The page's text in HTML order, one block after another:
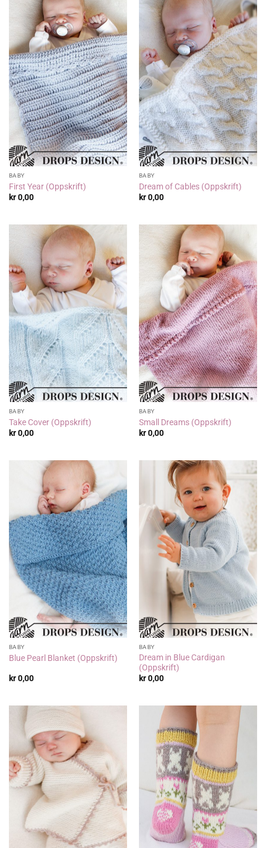
BABY
First Year (Oppskrift)
kr0,00
BABY
Dream of Cables (Oppskrift)
kr0,00
BABY
Take Cover (Oppskrift)
kr0,00
BABY
Small Dreams (Oppskrift)
kr0,00
BABY
Blue Pearl Blanket (Oppskrift)
kr0,00
BABY
Dream in Blue Cardigan
(Oppskrift)
kr0,00